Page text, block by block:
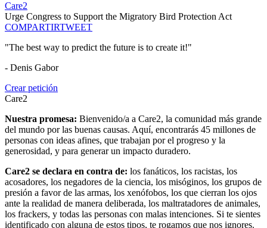
Care2
Urge Congress to Support the Migratory Bird Protection Act
COMPARTIRTWEET
"The best way to predict the future is to create it!"
- Denis Gabor
Crear petición
Care2
Nuestra promesa: Bienvenido/a a Care2, la comunidad más grande
del mundo por las buenas causas. Aquí, encontrarás 45 millones de
personas con ideas afines, que trabajan por el progreso y la
generosidad, y para generar un impacto duradero.
Care2 se declara en contra de: los fanáticos, los racistas, los
acosadores, los negadores de la ciencia, los misóginos, los grupos de
presión a favor de las armas, los xenófobos, los que cierran los ojos
ante la realidad de manera deliberada, los maltratadores de animales,
los frackers, y todas las personas con malas intenciones. Si te sientes
identificado con alguna de estos tipos, te rogamos que nos ignores.